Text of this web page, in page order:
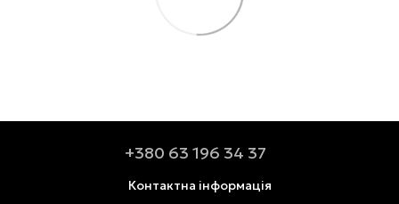
+380 63 196 34 37
Контактна інформація